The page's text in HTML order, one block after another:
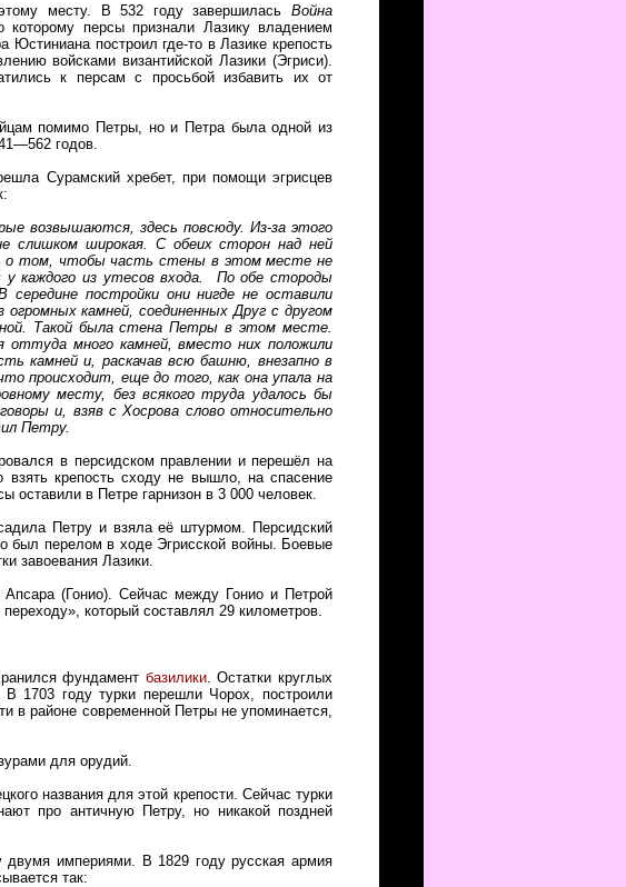
месту. В 532 году завершилась Война
персы признали Лазику владением
Юстиниана построил где-то в Лазике крепость
войсками византийской Лазики (Эгриси).
к персам с просьбой избавить их от
помимо Петры, но и Петра была одной из
годов.
Сурамский хребет, при помощи эгрисцев
возвышаются, здесь повсюду. Из-за этого
слишком широкая. С обеих сторон над ней
о том, чтобы часть стены в этом месте не
у каждого из утесов входа. По обе стороды
постройки они нигде не оставили
камней, соединенных Друг с другом
Такой была стена Петры в этом месте.
оттуда много камней, вместо них положили
камней и, раскачав всю башню, внезапно в
происходит, еще до того, как она упала на
месту, без всякого труда удалось бы
и, взяв с Хосрова слово относительно
Петру.
в персидском правлении и перешёл на
крепость сходу не вышло, на спасение
оставили в Петре гарнизон в 3 000 человек.
Петру и взяла её штурмом. Персидский
был перелом в ходе Эгрисской войны. Боевые
завоевания Лазики.
(Гонио). Сейчас между Гонио и Петрой
который составлял 29 километров.
фундамент базилики. Остатки круглых
1703 году турки перешли Чорох, построили
в районе современной Петры не упоминается,
для орудий.
названия для этой крепости. Сейчас турки
про античную Петру, но никакой поздней
двумя империями. В 1829 году русская армия
так: